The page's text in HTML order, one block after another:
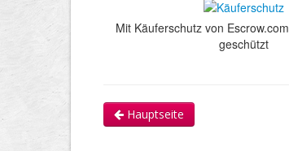
Mit Käuferschutz von
geschützt
Hauptseite